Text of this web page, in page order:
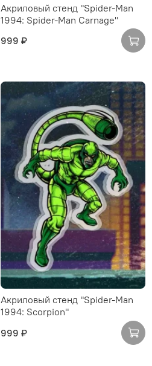
Акриловый стенд "Spider-Man
1994: Spider-Man Carnage"
999 ₽
Акриловый стенд "Spider-Man
1994: Scorpion"
999 ₽